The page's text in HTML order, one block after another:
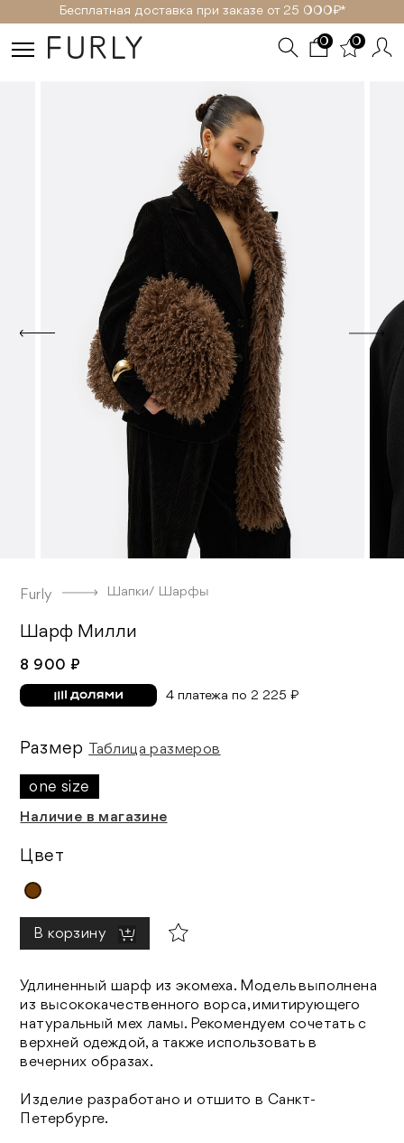
Бесплатная доставка при заказе от 25 000₽ *
0 0
Furly Шапки/ Шарфы
Шарф Милли
8 900 ₽
4 платежа по 2 225 ₽
Размер Таблица размеров
one size
Наличие в магазине
Цвет
В корзину
Удлиненный шарф из экомеха. Модель выполнена
из высококачественного ворса, имитирующего
натуральный мех ламы. Рекомендуем сочетать с
верхней одеждой, а также использовать в
вечерних образах.
Изделие разработано и отшито в Санкт-
Петербурге.